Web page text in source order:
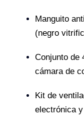
Manguito
(negro
Conjunto de
cámara de
Kit de
electrónica